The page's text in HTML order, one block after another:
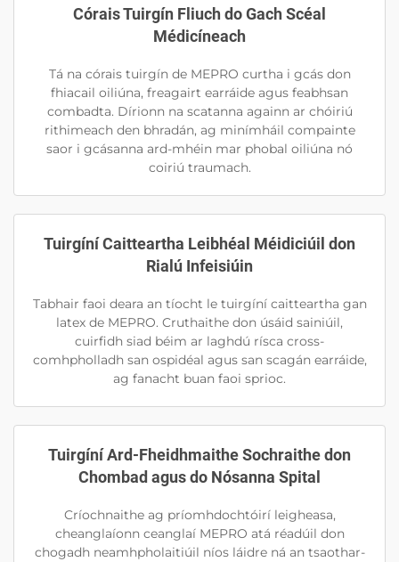
Córais Tuirgín Fliuch do Gach Scéal
Médicíneach
Tá na córais tuirgín de MEPRO curtha i gcás don
fhiacail oiliúna, freagairt earráide agus feabhsan
combadta. Dírionn na scatanna againn ar chóiriú
rithimeach den bhradán, ag minímháil compainte
saor i gcásanna ard-mhéin mar phobal oiliúna nó
coiriú traumach.
Tuirgíní Caitteartha Leibhéal Méidiciúil don
Rialú Infeisiúin
Tabhair faoi deara an tíocht le tuirgíní caitteartha gan
latex de MEPRO. Cruthaithe don úsáid sainiúil,
cuirfidh siad béim ar laghdú rísca cross-
comhpholladh san ospidéal agus san scagán earráide,
ag fanacht buan faoi sprioc.
Tuirgíní Ard-Fheidhmaithe Sochraithe don
Chombad agus do Nósanna Spital
Críochnaithe ag príomhdochtóirí leigheasa,
cheanglaíonn ceanglaí MEPRO atá réadúil don
chogadh neamhpholaitiúil níos láidre ná an tsaothar-